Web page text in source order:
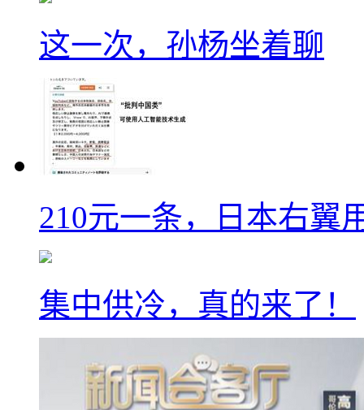
这一次，孙杨坐着聊
210元一条，日本右翼
集中供冷，真的来了！